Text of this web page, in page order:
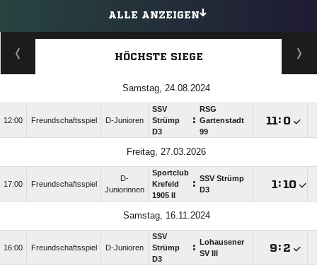
ALLE ANZEIGEN
HÖCHSTE SIEGE
Samstag, 24.08.2024
12:00 Freundschaftsspiel D-Junioren
SSV
Strümp
D3
:
RSG
Gartenstadt
99
: 
Freitag, 27.03.2026
17:00 Freundschaftsspiel
D-
Juniorinnen
Sportclub
Krefeld
1905 II
: SSV Strümp
D3
:
Samstag, 16.11.2024
16:00 Freundschaftsspiel D-Junioren
SSV
Strümp
D3
:
Lohausener
SV III
: 